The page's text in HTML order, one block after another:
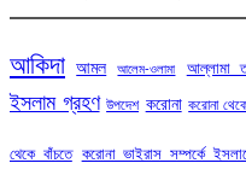
আকিদা আমল আলেম-ওলামা আল্লামা
ইসলাম গ্রহণ উপদেশ করোনা করোনা
থেকে বাঁচতে করোনা ভাইরাস সম্পর্কে